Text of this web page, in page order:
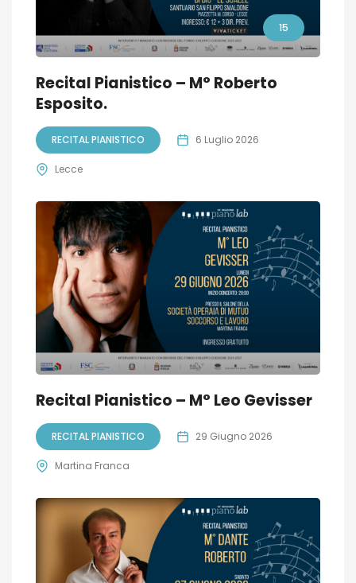
15
Recital Pianistico – M° Roberto
Esposito.
RECITAL PIANISTICO 6 Luglio 2026
Lecce
Recital Pianistico – M° Leo Gevisser
RECITAL PIANISTICO 29 Giugno 2026
Martina Franca